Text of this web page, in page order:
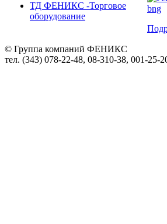
ТД ФЕНИКС -Торговое
оборудование
© Группа компаний ФЕНИКС
тел. (343) 078-22-48, 08-310-38, 001-25-